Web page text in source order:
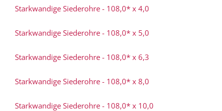
Starkwandige Siederohre - 108,0* x 4,0
Starkwandige Siederohre - 108,0* x 5,0
Starkwandige Siederohre - 108,0* x 6,3
Starkwandige Siederohre - 108,0* x 8,0
Starkwandige Siederohre - 108,0* x 10,0